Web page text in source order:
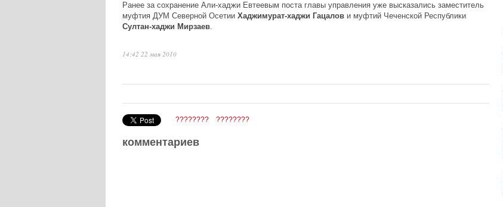
Ранее за сохранение Али-хаджи Евтеевым поста главы управления уже высказались заместитель
муфтия ДУМ Северной Осетии Хаджимурат-хаджи Гацалови муфтий Чеченской Республики
Султан-хаджи Мирзаев.
14:42 22 мая 2010
???????? ????????
комментариев